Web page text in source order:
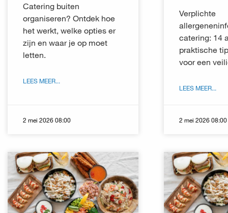
Catering buiten
organiseren? Ontdek hoe
het werkt, welke opties er
zijn en waar je op moet
letten.
LEES MEER...
2 mei 2026 08:00
Verplichte
catering: 14
praktische
voor een
LEES MEER...
2 mei 2026 08:00